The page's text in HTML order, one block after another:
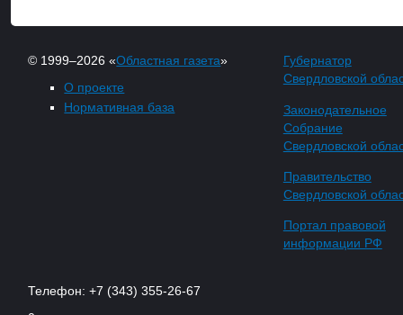
© 1999–2026 «Областная газета»
О проекте
Нормативная база
Губернатор
Свердловской
Законодательное
Собрание
Свердловской
Правительство
Свердловской
Портал правовой
информации РФ
Телефон: +7 (343) 355-26-67